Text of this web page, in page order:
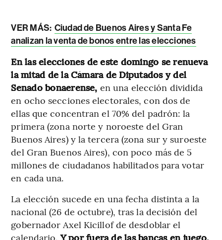
VER MÁS: Ciudad de Buenos Aires y Santa Fe
analizan la venta de bonos entre las elecciones
En las elecciones de este domingo se renueva
la mitad de la Cámara de Diputados y del
Senado bonaerense, en una elección dividida
en ocho secciones electorales, con dos de
ellas que concentran el 70% del padrón: la
primera (zona norte y noroeste del Gran
Buenos Aires) y la tercera (zona sur y suroeste
del Gran Buenos Aires), con poco más de 5
millones de ciudadanos habilitados para votar
en cada una.
La elección sucede en una fecha distinta a la
nacional (26 de octubre), tras la decisión del
gobernador Axel Kicillof de desdoblar el
calendario.Y por fuera de las bancas en juego,